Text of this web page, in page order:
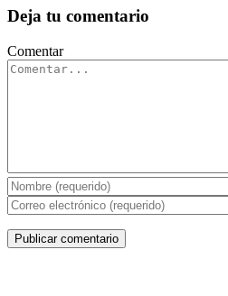
Deja tu comentario
Comentar